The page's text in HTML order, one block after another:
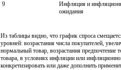
9
Инфляция и
ожидания
Из таблицы видно, что график спроса
уровней: возрастания числа покупателей,
нормальный товар, возрастания предпочтение
товара, в условиях инфляции или
конкретизировать или даже дополнить